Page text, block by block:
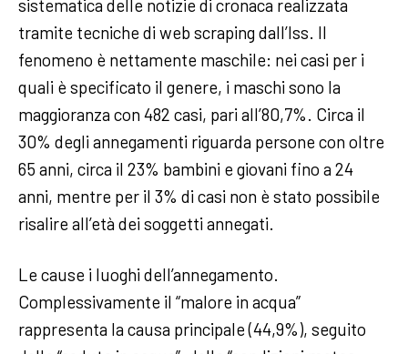
sistematica delle notizie di cronaca realizzata
tramite tecniche di web scraping dall’Iss. Il
fenomeno è nettamente maschile: nei casi per i
quali è specificato il genere, i maschi sono la
maggioranza con 482 casi, pari all’80,7%. Circa il
30% degli annegamenti riguarda persone con oltre
65 anni, circa il 23% bambini e giovani fino a 24
anni, mentre per il 3% di casi non è stato possibile
risalire all’età dei soggetti annegati.
Le cause i luoghi dell’annegamento.
Complessivamente il “malore in acqua”
rappresenta la causa principale (44,9%), seguito